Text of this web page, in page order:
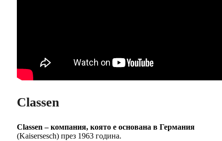
Classen
Classen – компания, която е основана в Германия
(Kaisersesch) през 1963 година.